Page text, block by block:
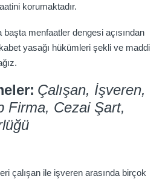
korumaktadır.
başta menfaatler dengesi açısından
yasağı hükümleri şekli ve maddi
Çalışan, İşveren,
Firma, Cezai Şart,
çalışan ile işveren arasında birçok